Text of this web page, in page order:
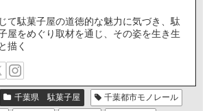
て駄菓子屋の道徳的な魅力に気づき、駄
屋をめぐり取材を通じ、その姿を生き生
描く
千葉県 駄菓子屋
千葉都市モノレール